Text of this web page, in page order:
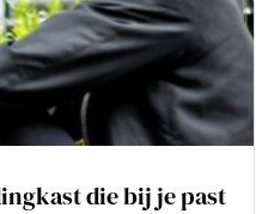
die bij je past